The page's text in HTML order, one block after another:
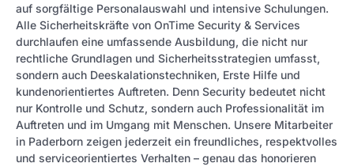
auf sorgfältige Personalauswahl und intensive Schulungen.
Alle Sicherheitskräfte von OnTime Security & Services
durchlaufen eine umfassende Ausbildung, die nicht nur
rechtliche Grundlagen und Sicherheitsstrategien umfasst,
sondern auch Deeskalationstechniken, Erste Hilfe und
kundenorientiertes Auftreten. Denn Security bedeutet nicht
nur Kontrolle und Schutz, sondern auch Professionalität im
Auftreten und im Umgang mit Menschen. Unsere Mitarbeiter
in Paderborn zeigen jederzeit ein freundliches, respektvolles
und serviceorientiertes Verhalten – genau das honorieren